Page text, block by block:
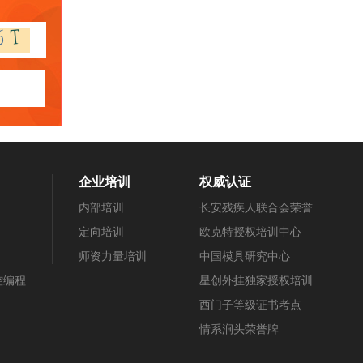
编程
企业培训
内部培训
定向培训
师资力量培训
权威认证
长安残疾人联合会荣誉
欧克特授权培训中心
中国模具研究中心
星创外挂独家授权培训
西门子等级证书考点
情系涧头荣誉牌